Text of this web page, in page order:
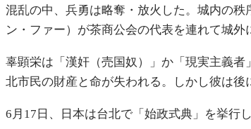
混乱の中、兵勇は略奪・放火した。城内の
ン・ファー）が茶商公会の代表を連れて城外
辜顕栄は「漢奸（売国奴）」か「現実主義
北市民の財産と命が失われる。しかし彼は後
6月17日、日本は台北で「始政式典」を挙行